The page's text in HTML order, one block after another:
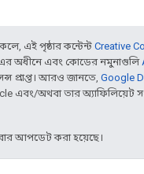
এই পৃষ্ঠার কন্টেন্ট Creative
অধীনে এবং কোডের নমুনাগুলি
প্রাপ্ত। আরও জানতে, Google
এবং/অথবা তার অ্যাফিলিয়েট
আপডেট করা হয়েছে।